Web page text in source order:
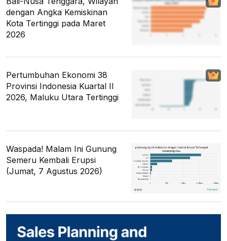
dengan Angka Kemiskinan
Kota Tertinggi pada Maret
2026
Pertumbuhan Ekonomi 38
Provinsi Indonesia Kuartal II
2026, Maluku Utara Tertinggi
Waspada! Malam Ini Gunung
Semeru Kembali Erupsi
(Jumat, 7 Agustus 2026)